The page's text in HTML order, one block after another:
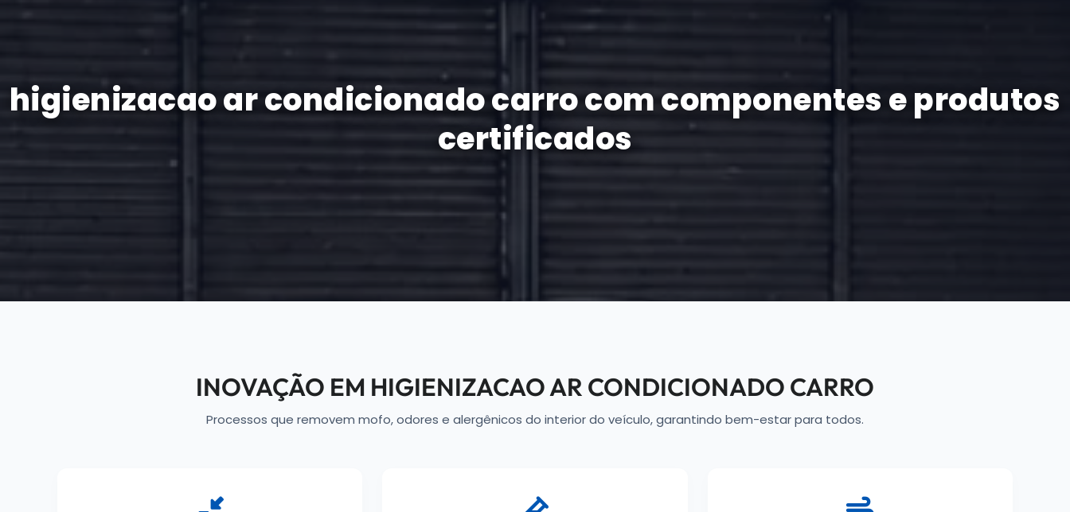
higienizacao ar condicionado carro com componentes e produtos
certificados
INOVAÇÃO EM HIGIENIZACAO AR CONDICIONADO CARRO
Processos que removem mofo, odores e alergênicos do interior do veículo, garantindo bem-estar para todos.